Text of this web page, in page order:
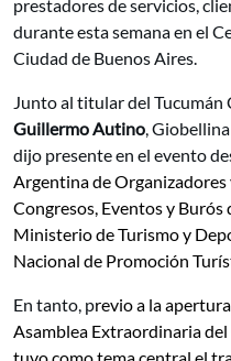
prestadores de servicios,
durante esta semana en el
Ciudad de Buenos Aires.
Junto al titular del
Guillermo Autino ,
dijo presente en el evento
Argentina de Organizadores
Congresos, Eventos y
Ministerio de Turismo y
Nacional de Promoción
En tanto, previo a la
Asamblea Extraordinaria
tuvo como tema central el